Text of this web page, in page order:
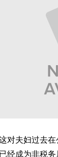
对夫妇过去
经成为非税